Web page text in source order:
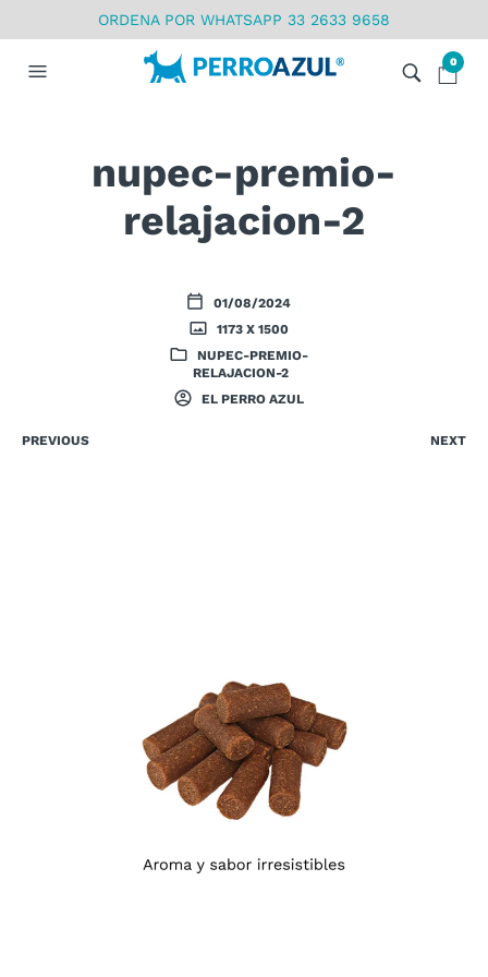
ORDENA POR WHATSAPP 33 2633 9658
0
nupec-premio-
relajacion-2
01/08/2024
1173 X 1500
NUPEC-PREMIO-
RELAJACION-2
EL PERRO AZUL
PREVIOUS NEXT